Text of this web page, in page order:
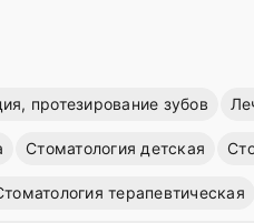
протезирование зубов
Стоматология детская
терапевтическая